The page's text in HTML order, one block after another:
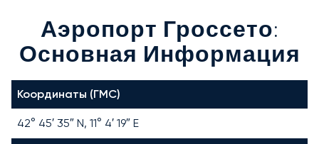
Аэропорт Гроссето:
Основная Информация
Координаты (ГМС)
42° 45′ 35″ N, 11° 4′ 19″ E